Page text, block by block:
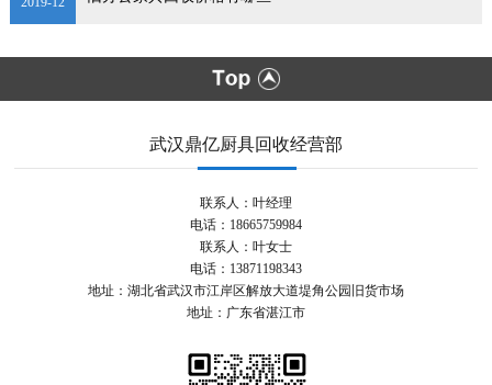
武汉鼎亿厨具回收经营部
联系人：叶经理
电话：18665759984
联系人：叶女士
电话：13871198343
地址：湖北省武汉市江岸区解放大道堤角公园旧货市场
地址：广东省湛江市